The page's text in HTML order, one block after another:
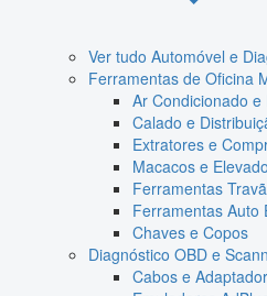
Ver tudo Automóvel e
Ferramentas de Oficina
Ar Condicionado e
Calado e
Extratores e
Macacos e
Ferramentas
Ferramentas Auto
Chaves e Copos
Diagnóstico OBD e
Cabos e